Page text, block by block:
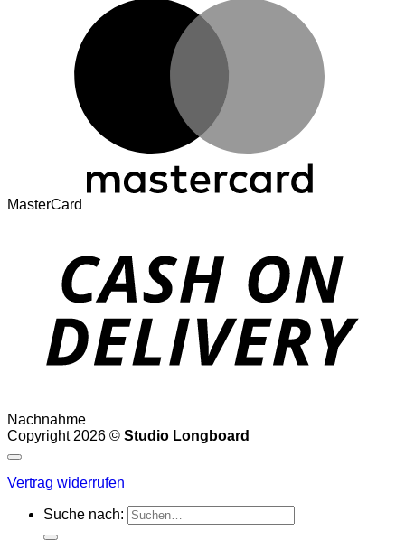
MasterCard
Nachnahme
Copyright 2026 © Studio Longboard
Vertrag widerrufen
Suche nach: